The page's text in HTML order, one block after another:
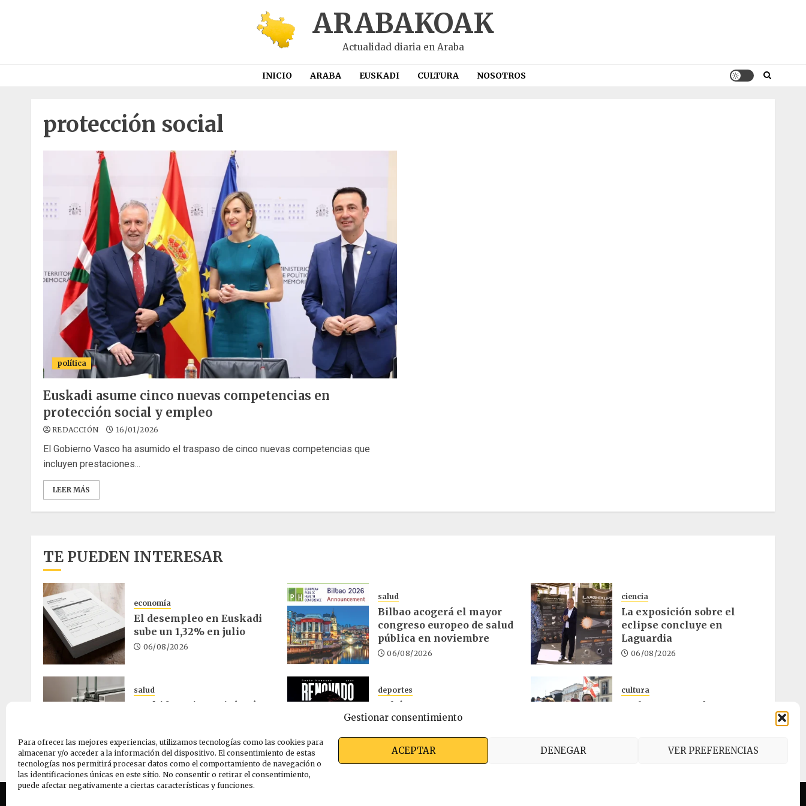
Gestionar consentimiento
Para ofrecer las mejores experiencias, utilizamos tecnologías como las cookies para
almacenar y/o acceder a la información del dispositivo. El consentimiento de estas
tecnologías nos permitirá procesar datos como el comportamiento de navegación o
las identificaciones únicas en este sitio. No consentir o retirar el consentimiento,
puede afectar negativamente a ciertas características y funciones.
ACEPTAR DENEGAR VER PREFERENCIAS
ARABAKOAK
Actualidad diaria en Araba
INICIO ARABA EUSKADI CULTURA NOSOTROS
protección social
política
Euskadi asume cinco nuevas competencias en
protección social y empleo
REDACCIÓN 16/01/2026
El Gobierno Vasco ha asumido el traspaso de cinco nuevas competencias que
incluyen prestaciones...
LEER MÁS
TE PUEDEN INTERESAR
economía
El desempleo en Euskadi
sube un 1,32% en julio
06/08/2026
salud
Bilbao acogerá el mayor
congreso europeo de salud
pública en noviembre
06/08/2026
ciencia
La exposición sobre el
eclipse concluye en
Laguardia
06/08/2026
salud
Osakidetza invertirá más
05/08/2026
deportes
Rubén Montero renueva
con el Deportivo Alavés
05/08/2026
cultura
Melgosa, Barredo y
05/08/2026